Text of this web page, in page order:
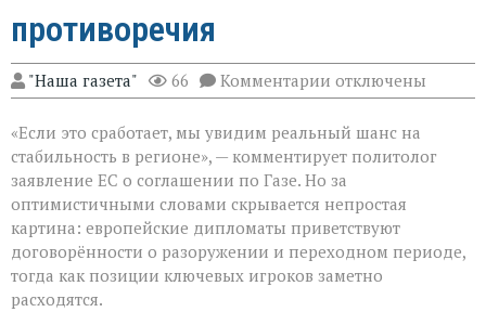
противоречия
"Наша газета" 66 Комментарии к
записи
за
мир
Газе:
надежды
и
противоречия
отключены
«Если это сработает, мы увидим реальный шанс на
стабильность в регионе», — комментирует политолог
заявление ЕС о соглашении по Газе. Но за
оптимистичными словами скрывается непростая
картина: европейские дипломаты приветствуют
договорённости о разоружении и переходном периоде,
тогда как позиции ключевых игроков заметно
расходятся.